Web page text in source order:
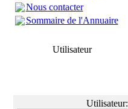
Nous contacter
Sommaire de l'Annuaire
Utilisateur
Utilisateur: